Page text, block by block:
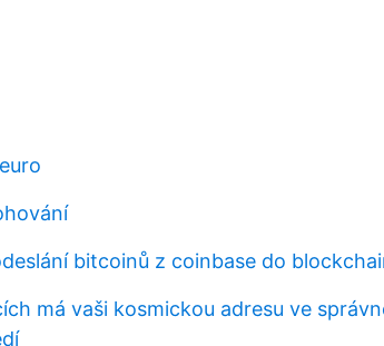
bitcoinů z coinbase do
má vaši kosmickou adresu ve